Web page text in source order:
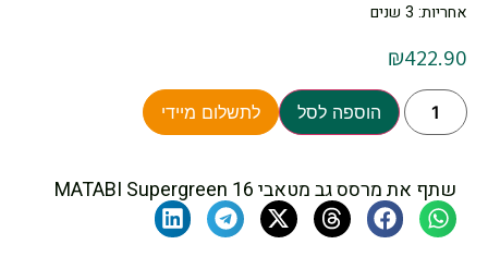
אחריות: 3 שנים
₪422.90
הוספה לסל לתשלום מיידי
שתף את מרסס גב מטאבי MATABI Supergreen 16